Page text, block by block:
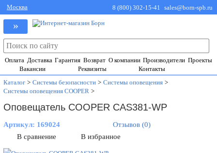
Москва 8 (800) 302-15-41 sales@born-spb.ru
»
Оплата Доставка Гарантия Возврат О компании Производители Проекты
Вакансии
Реквизиты
Контакты
Каталог > Системы безопасности > Системы оповещения >
Системы оповещения COOPER >
Оповещатель COOPER CAS381-WP
Артикул: 169024
Отзывов (0)
В сравнение
В избранное